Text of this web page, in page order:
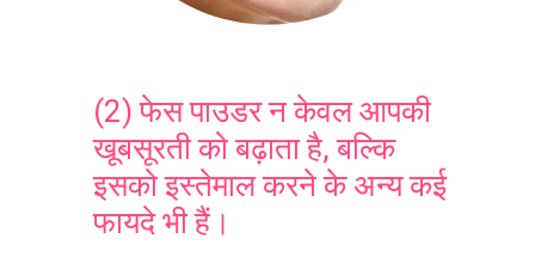
(2) फेस पाउडर न केवल आपकी
खूबसूरती को बढ़ाता है, बल्कि
इसको इस्तेमाल करने के अन्य कई
फायदे भी हैं।